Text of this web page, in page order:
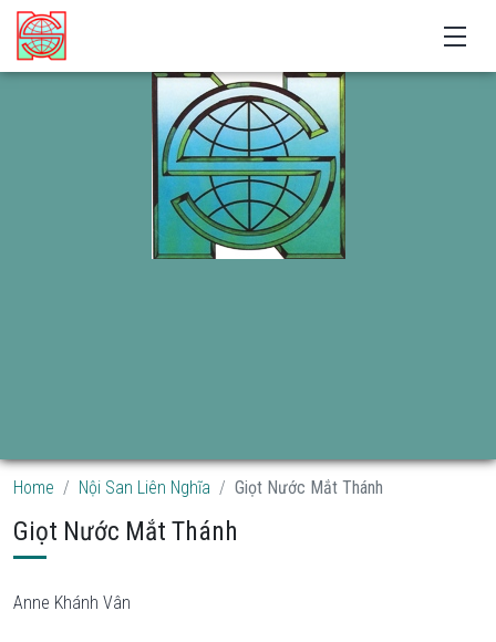
Home Nội San Liên Nghĩa Giọt Nước Mắt Thánh
Giọt Nước Mắt Thánh
Anne Khánh Vân